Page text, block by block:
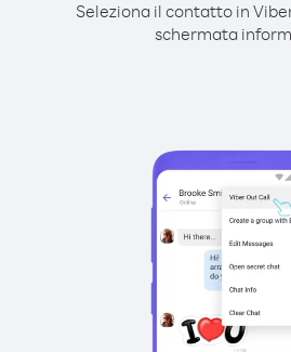
Seleziona il contatto in
schermata